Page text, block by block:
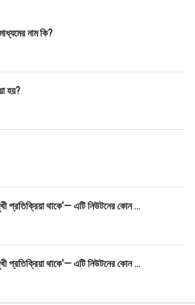
নাম কি?
হয়?
প্রতিক্রিয়া থাকে'— এটি নিউটনের কোন ...
প্রতিক্রিয়া থাকে'— এটি নিউটনের কোন ...